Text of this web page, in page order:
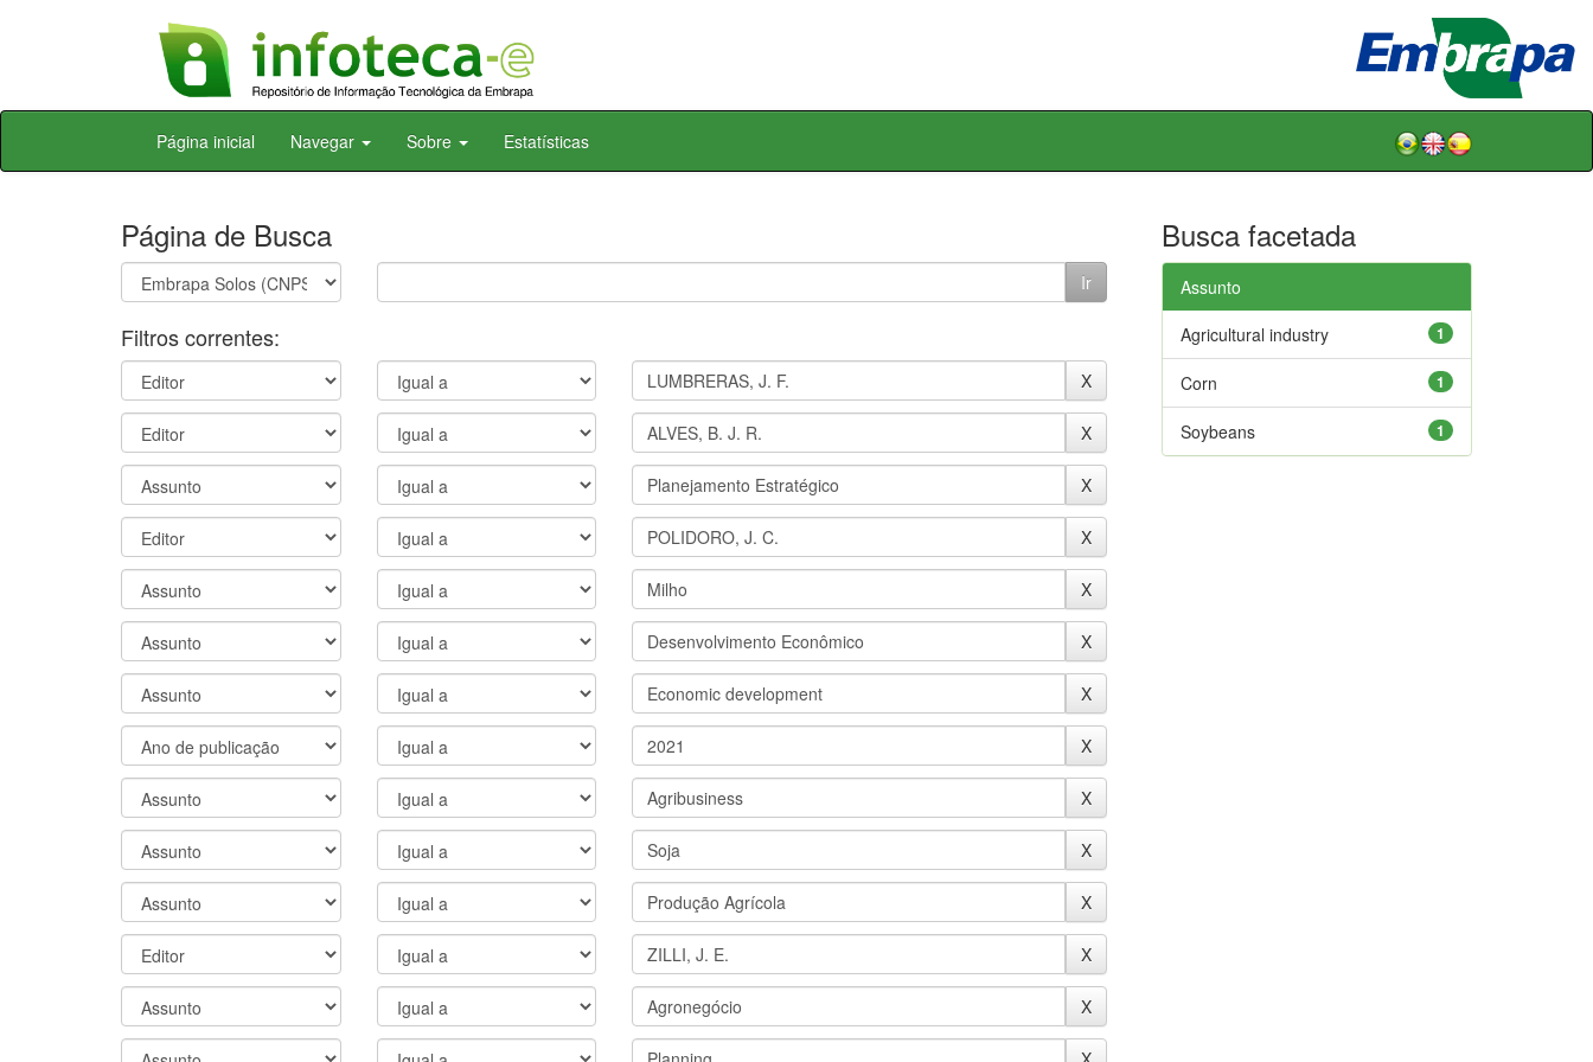
Skip
Página inicial Navegar Sobre Estatísticas
Página de Busca
Filtros correntes:
Busca facetada
Assunto
1
Agricultural industry
1
Corn
1
Soybeans